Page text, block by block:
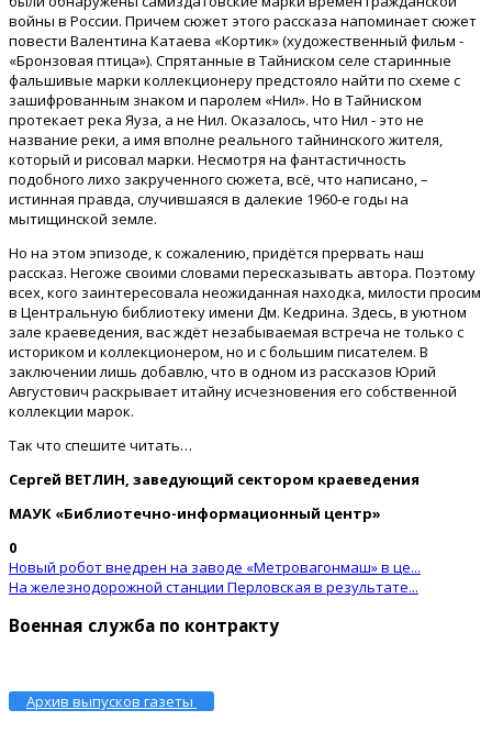
войны в России. Причем сюжет этого рассказа напоминает сюжет
повести Валентина Катаева «Кортик» (художественный фильм -
«Бронзовая птица»). Спрятанные в Тайниском селе старинные
фальшивые марки коллекционеру предстояло найти по схеме с
зашифрованным знаком и паролем «Нил». Но в Тайниском
протекает река Яуза, а не Нил. Оказалось, что Нил - это не
название реки, а имя вполне реального тайнинского жителя,
который и рисовал марки. Несмотря на фантастичность
подобного лихо закрученного сюжета, всё, что написано, –
истинная правда, случившаяся в далекие 1960-е годы на
мытищинской земле.
Но на этом эпизоде, к сожалению, придётся прервать наш
рассказ. Негоже своими словами пересказывать автора. Поэтому
всех, кого заинтересовала неожиданная находка, милости просим
в Центральную библиотеку имени Дм. Кедрина. Здесь, в уютном
зале краеведения, вас ждёт незабываемая встреча не только с
историком и коллекционером, но и с большим писателем. В
заключении лишь добавлю, что в одном из рассказов Юрий
Августович раскрывает итайну исчезновения его собственной
коллекции марок.
Так что спешите читать…
Сергей ВЕТЛИН, заведующий сектором краеведения
МАУК «Библиотечно-информационный центр»
0
Новый робот внедрен на заводе «Метровагонмаш» в це...
На железнодорожной станции Перловская в результате...
Военная служба по контракту
Архив выпусков газеты